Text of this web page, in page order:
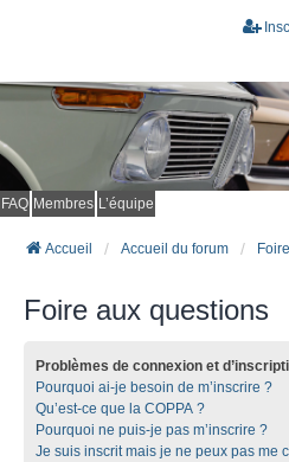
FAQ Membres L’équipe
Accueil Accueil du forum
Foire aux questions
Problèmes de connexion et
Pourquoi ai-je besoin de m’inscrire ?
Qu’est-ce que la COPPA ?
Pourquoi ne puis-je pas m’inscrire ?
Je suis inscrit mais je ne peux pas me